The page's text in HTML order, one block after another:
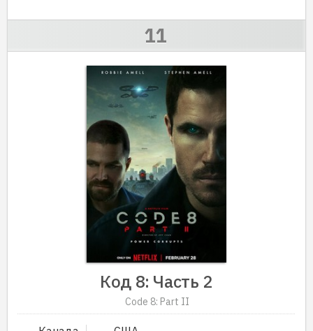
Код 8: Часть 2
Code 8: Part II